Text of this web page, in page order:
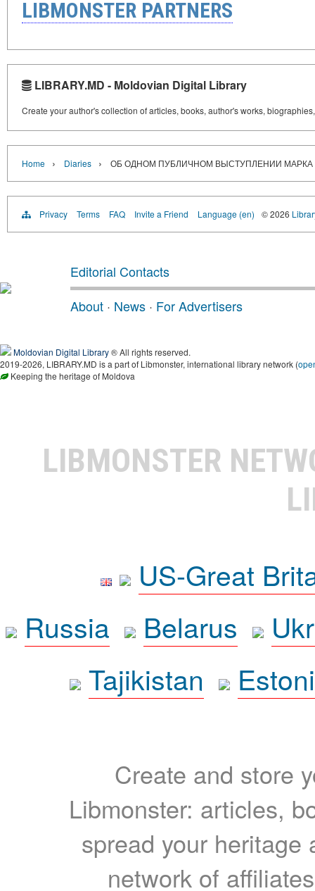
LIBMONSTER PARTNERS
LIBRARY.MD - Moldovian Digital Library
Create your author's collection of articles, books, author's works,
Home › Diaries › ОБ ОДНОМ ПУБЛИЧНОМ ВЫСТУПЛЕНИИ МАРКА
Privacy Terms FAQ Invite a Friend Language (en) © 2026
Editorial Contacts
About · News · For Advertisers
Moldovian Digital Library® All rights reserved.
2019-2026, LIBRARY.MD is a part of Libmonster, international library network (
Keeping the heritage of Moldova
LIBMONSTER
US-Great
Russia
Belarus
Tajikistan
Create and store
Libmonster: articles,
spread your heritage
network of